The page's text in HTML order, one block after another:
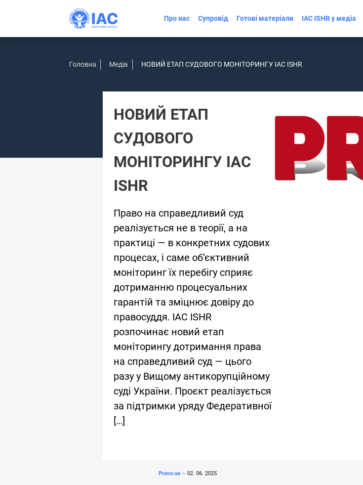
Про нас Супровід Готові матеріали IAC ISHR у медіа
Головна Медіа НОВИЙ ЕТАП СУДОВОГО МОНІТОРИНГУ IAC ISHR
НОВИЙ ЕТАП
СУДОВОГО
МОНІТОРИНГУ IAC
ISHR
Право на справедливий суд
реалізується не в теорії, а на
практиці — в конкретних судових
процесах, і саме об’єктивний
моніторинг їх перебігу сприяє
дотриманню процесуальних
гарантій та зміцнює довіру до
правосуддя. IAC ISHR
розпочинає новий етап
моніторингу дотримання права
на справедливий суд — цього
разу у Вищому антикорупційному
суді України. Проєкт реалізується
за підтримки уряду Федеративної
[…]
Pravo.ua 02. 06. 2025